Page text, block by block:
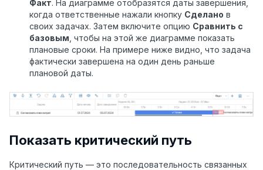
Факт. На диаграмме отобразятся даты завершения,
когда ответственные нажали кнопку Сделано в
своих задачах. Затем включите опцию Сравнить с
базовым , чтобы на этой же диаграмме показать
плановые сроки. На примере ниже видно, что задача
фактически завершена на один день раньше
плановой даты.
Показать критический путь
Критический путь — это последовательность связанных